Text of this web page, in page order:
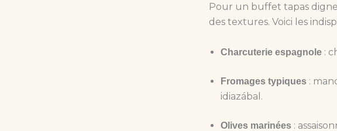
Pour un buffet tapas
des textures. Voici les
Charcuterie espagnole :
Fromages typiques :
idiazábal.
Olives marinées :